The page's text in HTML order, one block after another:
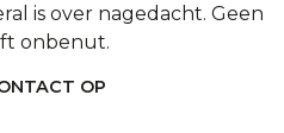
is over nagedacht. Geen
onbenut.
OP